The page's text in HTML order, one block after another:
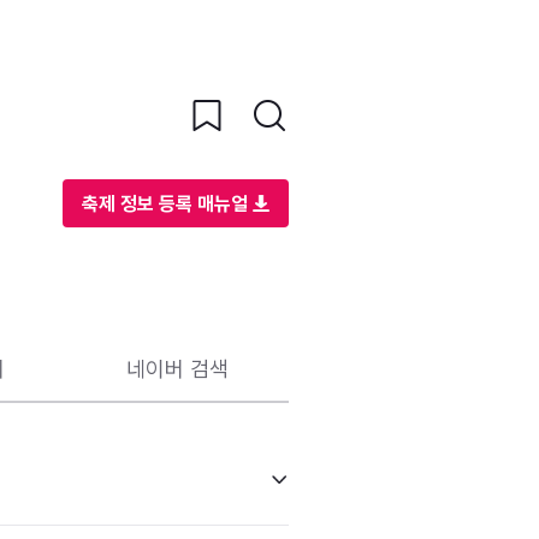
축제 정보 등록 매뉴얼
네이버 검색